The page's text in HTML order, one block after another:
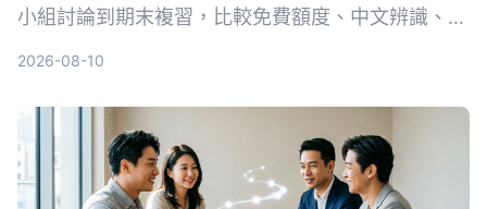
小組討論到期末複習，比較免費額度、中文辨識、AI
2026-08-10